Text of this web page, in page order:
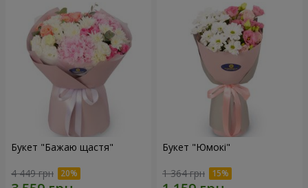
Букет "Бажаю щастя"
4 449 грн
Букет "Юмокі"
1 364 грн